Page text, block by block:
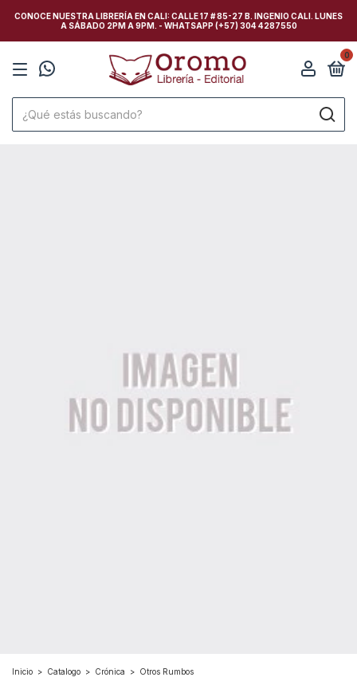
CONOCE NUESTRA LIBRERÍA EN CALI: CALLE 17 # 85-27 B. INGENIO CALI. LUNES
A SÁBADO 2PM A 9PM. - WHATSAPP (+57) 304 4287550
0
Inicio > Catalogo > Crónica > Otros Rumbos